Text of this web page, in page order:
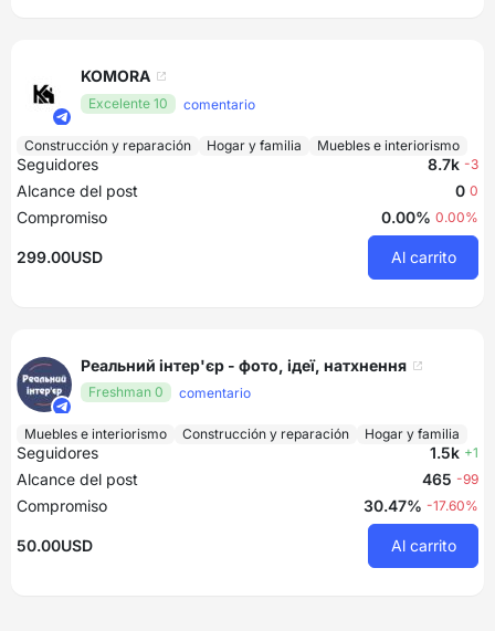
KOMORA
Excelente 10 comentario
Construcción y reparación Hogar y familia Muebles e interiorismo
Seguidores 8.7k -3
Alcance del post 0 0
Compromiso 0.00% 0.00%
299.00USD Al carrito
Реальний інтер'єр - фото, ідеї, натхнення
Freshman 0 comentario
Muebles e interiorismo Construcción y reparación Hogar y familia
Seguidores 1.5k +1
Alcance del post 465 -99
Compromiso 30.47% -17.60%
50.00USD Al carrito